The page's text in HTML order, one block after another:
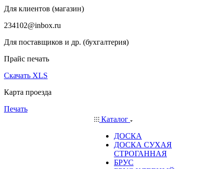
Для клиентов (магазин)
234102@inbox.ru
Для поставщиков и др. (бухгалтерия)
Прайс печать
Скачать XLS
Карта проезда
Печать
Каталог
ДОСКА
ДОСКА СУХАЯ
СТРОГАННАЯ
БРУС